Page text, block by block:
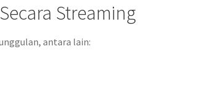
Streaming
antara lain: